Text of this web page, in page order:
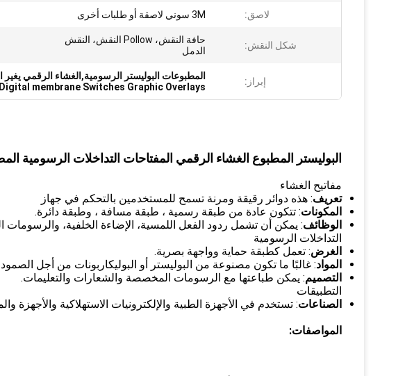
لاصق: 3M سوني لاصقة أو طلبات أخرى
شكل النقش:
حافة النقش، Pollow النقش، النقش
الدمل
إبراز: المطبوعات البوليستر الرسومية,الغشاء الرقمي يغير
Digital membrane Switches Graphic Overlays
البوليستر المطبوع الغشاء الرقمي المفتاحات التداخلات الرسومية
مفاتيح الغشاء
تعريف: هذه دوائر رقيقة ومرنة تسمح للمستخدمين بالتحكم في جهاز
المكونات: تتكون عادة من طبقة رسمية ، طبقة مسافة ، وطبقة دائرة.
الوظائف: يمكن أن تشمل ردود الفعل اللمسية، الإضاءة الخلفية،
التداخلات الرسومية
الغرض: تعمل كطبقة حماية وواجهة بصرية.
المواد: غالبًا ما تكون مصنوعة من البوليستر أو البوليكاربونات من أجل
التصميم: يمكن طباعتها مع الرسومات المخصصة والشعارات والتعليمات.
التطبيقات
الصناعات: تستخدم في الأجهزة الطبية والإلكترونيات الاستهلاكية والأجهزة
المواصفات: